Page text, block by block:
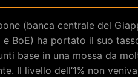
(banca centrale del
e BoE) ha portato il suo
base in una mossa da
Il livello dell’1% non